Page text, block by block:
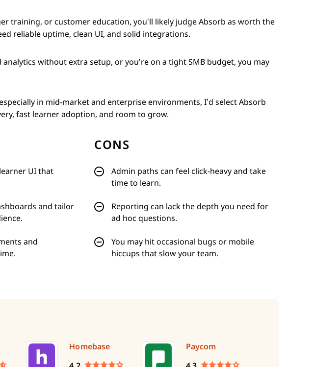
training, or customer education, you’ll likely judge Absorb as worth the
reliable uptime, clean UI, and solid integrations.
without extra setup, or you’re on a tight SMB budget, you may
in mid-market and enterprise environments, I’d select Absorb
fast learner adoption, and room to grow.
UI that
and tailor
and
CONS
Admin paths can feel click-heavy and take
time to learn.
Reporting can lack the depth you need for
ad hoc questions.
You may hit occasional bugs or mobile
hiccups that slow your team.
Homebase Paycom